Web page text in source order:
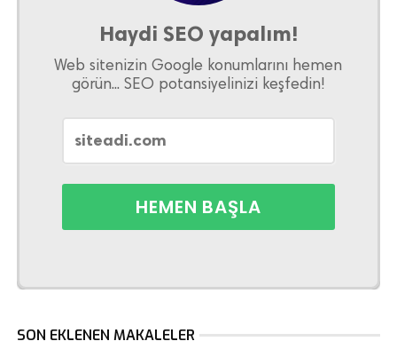
Haydi SEO yapalım!
Web sitenizin Google konumlarını hemen
görün... SEO potansiyelinizi keşfedin!
SON EKLENEN MAKALELER